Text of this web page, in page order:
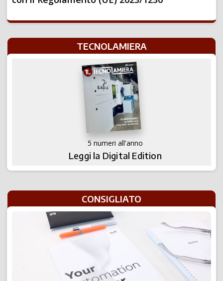
TECNOLAMIERA
5 numeri all'anno
Leggi la Digital Edition
CONSIGLIATO